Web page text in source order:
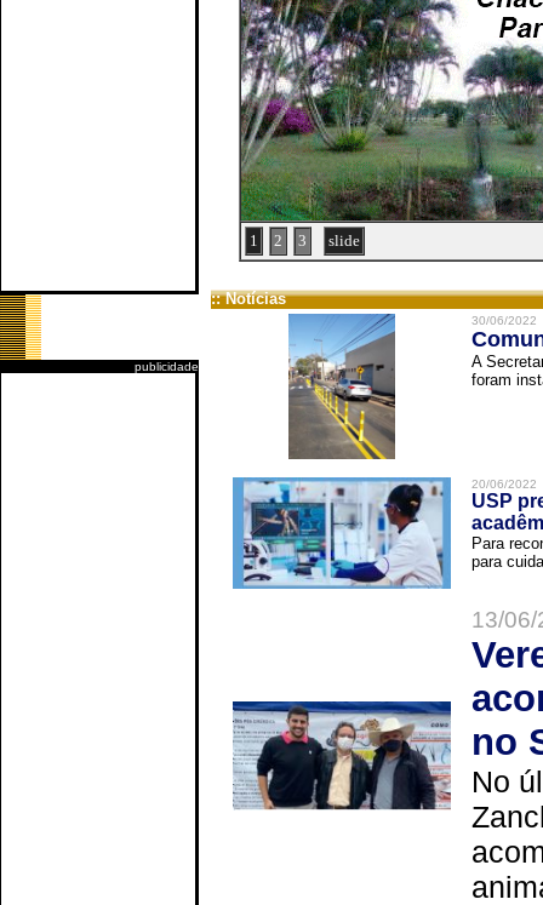
publicidade
1 2 3 slide
:: Notícias
30/06/2022
A
foram
20/06/2022
USP
Para
para
13/
no
No